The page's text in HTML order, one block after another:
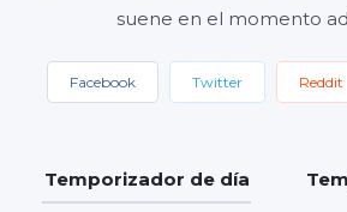
suene en el momento
Facebook Twitter Reddit
Temporizador de día